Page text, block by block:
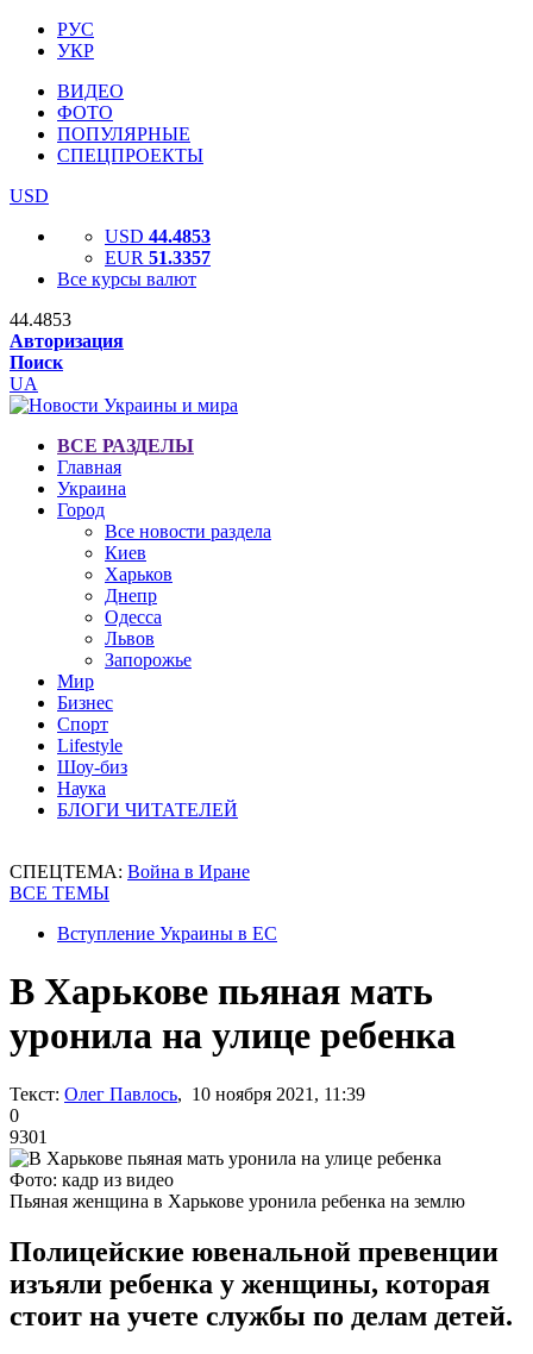
РУС
УКР
ВИДЕО
ФОТО
ПОПУЛЯРНЫЕ
СПЕЦПРОЕКТЫ
USD
USD 44.4853
EUR 51.3357
Все курсы валют
44.4853
Авторизация
Поиск
UA
ВСЕ РАЗДЕЛЫ
Главная
Украина
Город
Все новости раздела
Киев
Харьков
Днепр
Одесса
Львов
Запорожье
Мир
Бизнес
Спорт
Lifestyle
Шоу-биз
Наука
БЛОГИ ЧИТАТЕЛЕЙ
СПЕЦТЕМА: Война в Иране
ВСЕ ТЕМЫ
Вступление Украины в ЕС
В Харькове пьяная мать
уронила на улице ребенка
Текст: Олег Павлось, 10 ноября 2021, 11:39
0
9301
Фото: кадр из видео
Пьяная женщина в Харькове уронила ребенка на землю
Полицейские ювенальной превенции
изъяли ребенка у женщины, которая
стоит на учете службы по делам детей.